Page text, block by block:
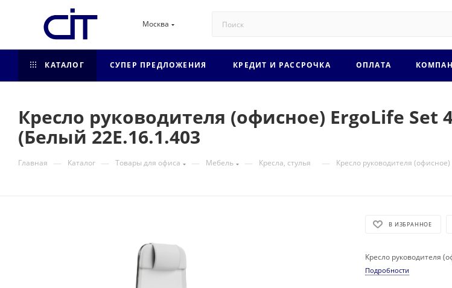
Москва
КАТАЛОГ СУПЕР ПРЕДЛОЖЕНИЯ КРЕДИТ И РАССРОЧКА ОПЛАТА
Кресло руководителя (офисное) ErgoLife Set
(Белый 22E.16.1.403
Главная — Каталог — Товары для офиса — Мебель — Кресла, стулья — Кресло руководителя
В ИЗБРАННОЕ
Кресло руководителя
Подробности